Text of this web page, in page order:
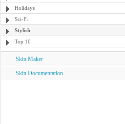
Holidays
Sci-Fi
Stylish
Top 10
Skin Maker
Skin Documentation